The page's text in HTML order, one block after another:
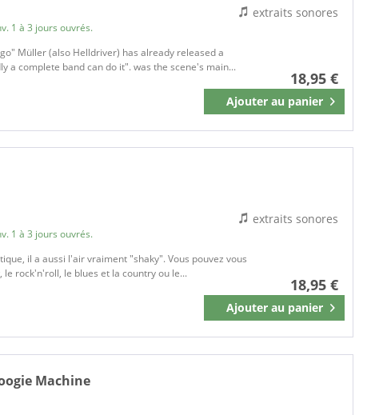
1 à 3 jours ouvrés.
Müller (also Helldriver) has already released a
a complete band can do it". was the scene's main...
18,95 €
Ajouter au panier
Mémoriser
extraits sonores
1 à 3 jours ouvrés.
il a aussi l'air vraiment "shaky". Vous pouvez vous
rock'n'roll, le blues et la country ou le...
18,95 €
Ajouter au panier
Mémoriser
extraits sonores
Machine